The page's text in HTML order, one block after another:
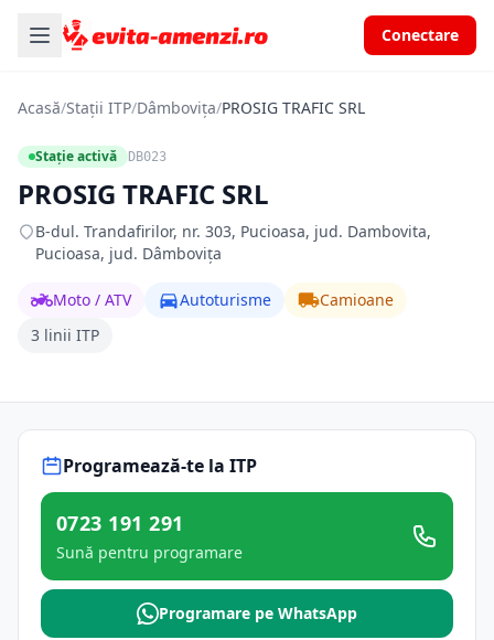
Conectare
Acasă/Stații ITP/Dâmbovița/PROSIG TRAFIC SRL
Stație activă DB023
PROSIG TRAFIC SRL
B-dul. Trandafirilor, nr. 303, Pucioasa, jud. Dambovita,
Pucioasa, jud. Dâmbovița
Moto / ATV Autoturisme
Camioane
3 linii ITP
Programează-te la ITP
0723 191 291
Sună pentru programare
Programare pe WhatsApp